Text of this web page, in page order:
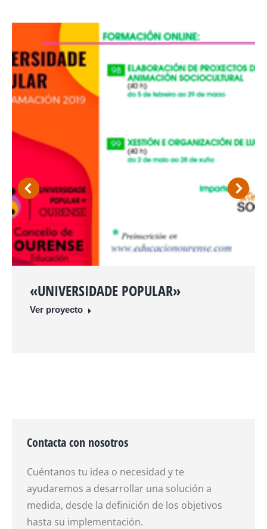
«UNIVERSIDADE POPULAR»
Ver proyecto
Contacta con nosotros
Cuéntanos tu idea o necesidad y te
ayudaremos a desarrollar una solución a
medida, desde la definición de los objetivos
hasta su implementación.